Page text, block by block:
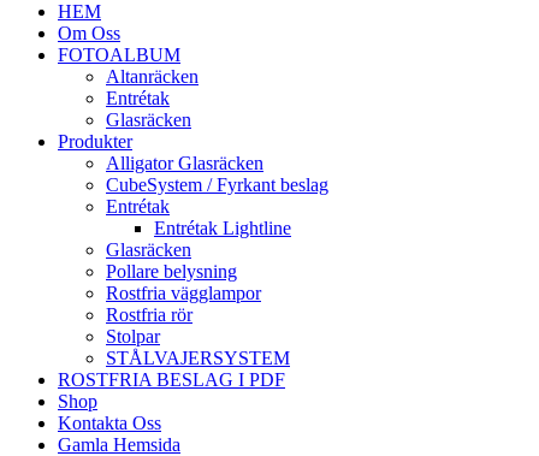
HEM
Om Oss
FOTOALBUM
Altanräcken
Entrétak
Glasräcken
Produkter
Alligator Glasräcken
CubeSystem / Fyrkant beslag
Entrétak
Entrétak Lightline
Glasräcken
Pollare belysning
Rostfria vägglampor
Rostfria rör
Stolpar
STÅLVAJERSYSTEM
ROSTFRIA BESLAG I PDF
Shop
Kontakta Oss
Gamla Hemsida